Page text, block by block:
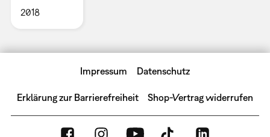
2018
Impressum Datenschutz
Erklärung zur Barrierefreiheit Shop-Vertrag widerrufen